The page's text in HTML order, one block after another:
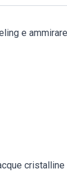
e
cristalline